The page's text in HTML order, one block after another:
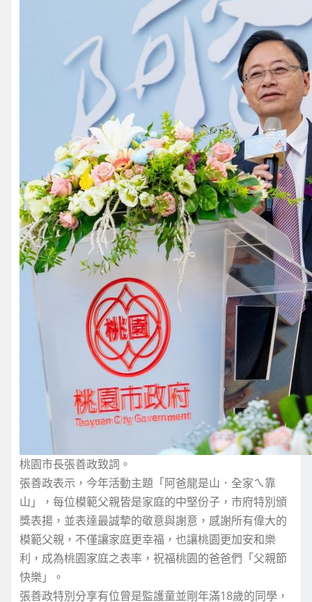
桃園市長張善政致詞。
張善政表示，今年活動主題「阿爸龍是山．全家ㄟ靠
山」，每位模範父親皆是家庭的中堅份子，市府特別頒
獎表揚，並表達最誠摯的敬意與謝意，感謝所有偉大的
模範父親，不僅讓家庭更幸福，也讓桃園更加安和樂
利，成為桃園家庭之表率，祝福桃園的爸爸們「父親節
快樂」。
張善政特別分享有位曾是監護童並剛年滿18歲的同學，